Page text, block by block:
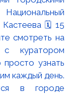
в городе